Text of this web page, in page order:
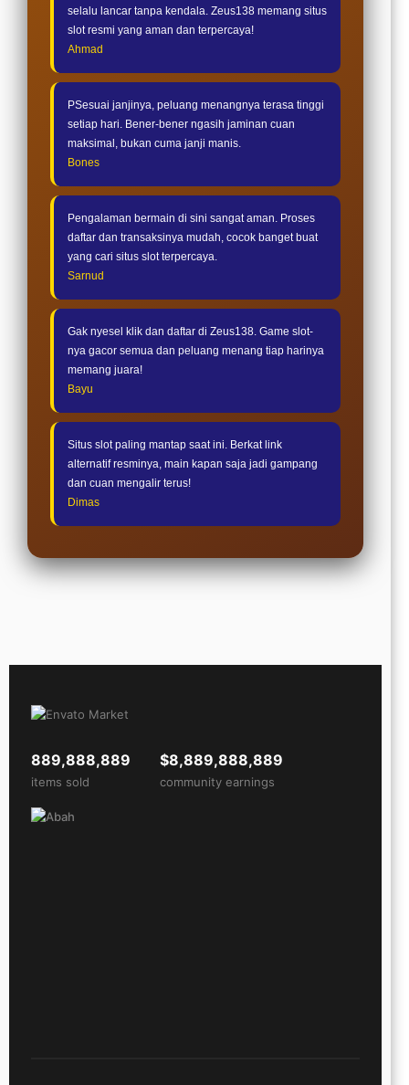
selalu lancar tanpa kendala. Zeus138 memang situs
slot resmi yang aman dan terpercaya!
Ahmad
PSesuai janjinya, peluang menangnya terasa tinggi
setiap hari. Bener-bener ngasih jaminan cuan
maksimal, bukan cuma janji manis.
Bones
Pengalaman bermain di sini sangat aman. Proses
daftar dan transaksinya mudah, cocok banget buat
yang cari situs slot terpercaya.
Sarnud
Gak nyesel klik dan daftar di Zeus138. Game slot-
nya gacor semua dan peluang menang tiap harinya
memang juara!
Bayu
Situs slot paling mantap saat ini. Berkat link
alternatif resminya, main kapan saja jadi gampang
dan cuan mengalir terus!
Dimas
889,888,889
items sold
$8,889,888,889
community earnings